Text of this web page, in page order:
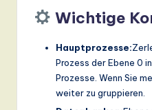
Wichtige
Hauptprozesse:
Prozess der Ebene 0
Prozesse. Wenn Sie
weiter zu gruppieren.